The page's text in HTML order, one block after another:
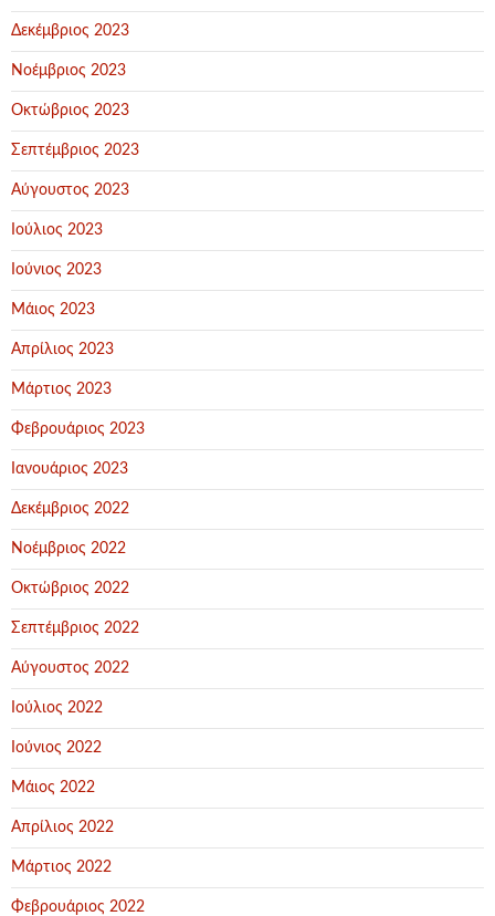
Δεκέμβριος 2023
Νοέμβριος 2023
Οκτώβριος 2023
Σεπτέμβριος 2023
Αύγουστος 2023
Ιούλιος 2023
Ιούνιος 2023
Μάιος 2023
Απρίλιος 2023
Μάρτιος 2023
Φεβρουάριος 2023
Ιανουάριος 2023
Δεκέμβριος 2022
Νοέμβριος 2022
Οκτώβριος 2022
Σεπτέμβριος 2022
Αύγουστος 2022
Ιούλιος 2022
Ιούνιος 2022
Μάιος 2022
Απρίλιος 2022
Μάρτιος 2022
Φεβρουάριος 2022